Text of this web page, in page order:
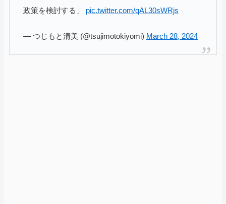
政策を検討する」 pic.twitter.com/qAL30sWRjs
— つじもと清美 (@tsujimotokiyomi) March 28, 2024